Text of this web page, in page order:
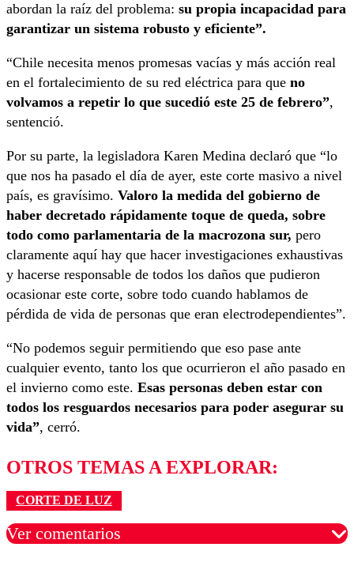
abordan la raíz del problema: su propia incapacidad para
garantizar un sistema robusto y eficiente”.
“Chile necesita menos promesas vacías y más acción real
en el fortalecimiento de su red eléctrica para que no
volvamos a repetir lo que sucedió este 25 de febrero”,
sentenció.
Por su parte, la legisladora Karen Medina declaró que “lo
que nos ha pasado el día de ayer, este corte masivo a nivel
país, es gravísimo. Valoro la medida del gobierno de
haber decretado rápidamente toque de queda, sobre
todo como parlamentaria de la macrozona sur, pero
claramente aquí hay que hacer investigaciones exhaustivas
y hacerse responsable de todos los daños que pudieron
ocasionar este corte, sobre todo cuando hablamos de
pérdida de vida de personas que eran electrodependientes”.
“No podemos seguir permitiendo que eso pase ante
cualquier evento, tanto los que ocurrieron el año pasado en
el invierno como este. Esas personas deben estar con
todos los resguardos necesarios para poder asegurar su
vida”, cerró.
OTROS TEMAS A EXPLORAR:
CORTE DE LUZ
Ver comentarios